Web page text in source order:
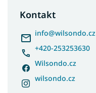
Kontakt
info@wilsondo.cz
+420-253253630
Wilsondo.cz
wilsondo.cz